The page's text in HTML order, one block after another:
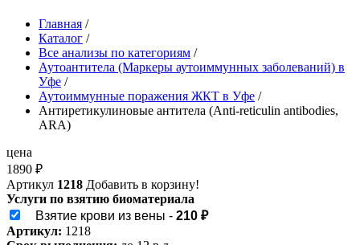
Главная /
Каталог /
Все анализы по категориям /
Аутоантитела (Маркеры аутоиммунных заболеваний) в
Уфе /
Аутоиммунные поражения ЖКТ в Уфе /
Антиретикулиновые антитела (Anti-reticulin antibodies,
ARA)
цена
1890 ₽
Артикул 1218 Добавить в корзину!
Услуги по взятию биоматериала
Взятие крови из вены - 210 ₽
Артикул: 1218